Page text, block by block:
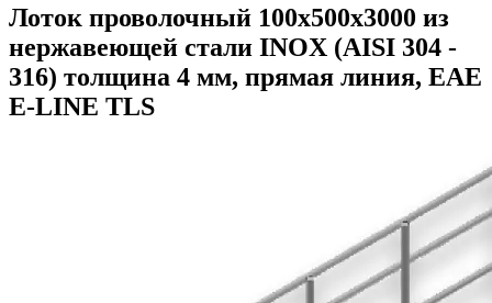
Лоток проволочный 100x500x3000 из
нержавеющей стали INOX (AISI 304 -
316) толщина 4 мм, прямая линия, ЕАЕ
E-LINE TLS